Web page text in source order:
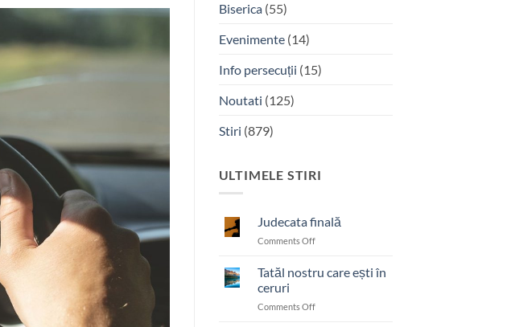
Biserica(55)
Evenimente(14)
Info persecuții (15)
Noutati (125)
Stiri (879)
ULTIMELE STIRI
Judecata finală
Comments Offon
Tatăl nostru care ești în
ceruri
Comments Offon